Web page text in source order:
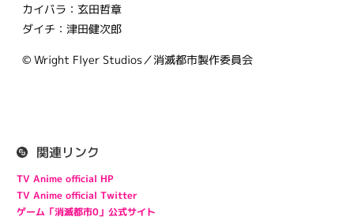
カイバラ：玄田哲章
ダイチ：津田健次郎
© Wright Flyer Studios／消滅都市製作委員会
関連リンク
TV Anime official HP
TV Anime official Twitter
ゲーム「消滅都市0」公式サイト